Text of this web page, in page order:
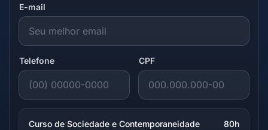
E-mail
Telefone CPF
Curso de Sociedade e Contemporaneidade 80h